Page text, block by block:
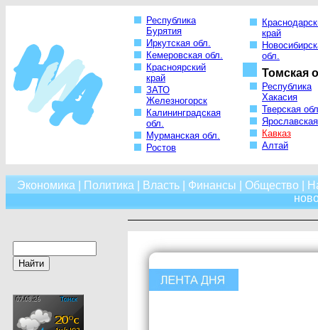
Республика
Бурятия
Иркутская обл.
Кемеровская обл.
Красноярский
край
ЗАТО
Железногорск
Калининградская
обл.
Мурманская обл.
Ростов
край
обл.
Томская
Республика
Хакасия
Тверская
Кавказ
Алтай
Экономика Политика Власть| Финансы Общество